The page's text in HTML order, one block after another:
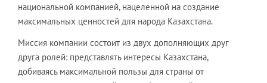
национальной компанией, нацеленной на создание
максимальных ценностей для народа Казахстана.
Миссия компании состоит из двух дополняющих друг
друга ролей: представлять интересы Казахстана,
добиваясь максимальной пользы для страны от